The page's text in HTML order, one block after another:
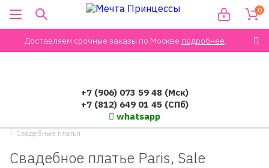
Доставляем срочные заказы по Москве подробнее.
0
+7 (906) 073 59 48 (Мск)
+7 (812) 649 01 45 (СПб)
whatsapp
Свадебные платья
Свадебное платье Paris, Sale